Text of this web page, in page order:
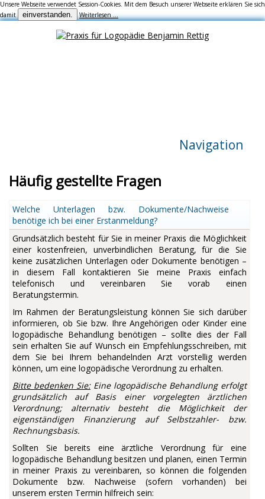
Unsere Webseite verwendet Session-Cookies. Mit dem Besuch unserer Webseite erklären Sie sich
damit
einverstanden. Weiterlesen …
Navigation
Häufig gestellte Fragen
Welche Unterlagen bzw. Dokumente/Nachweise
benötige ich bei einer Erstanmeldung?
Grundsätzlich besteht für Sie in meiner Praxis die Möglichkeit
einer kostenfreien, unverbindlichen Beratung, für die Sie
keine zusätzlichen Unterlagen oder Dokumente benötigen –
in diesem Fall kontaktieren Sie meine Praxis einfach
telefonisch und vereinbaren Sie vorab einen
Beratungstermin.
Im Rahmen der Beratungsleistung können Sie sich darüber
informieren, ob Sie bzw. Ihre Angehörigen oder Kinder eine
logopädische Behandlung benötigen – sollte dies der Fall
sein erhalten Sie auf Wunsch ein Empfehlungsschreiben, mit
dem Sie bei Ihrem behandelnden Arzt vorstellig werden
können, um eine logopädische Verordnung zu erhalten.
Bitte bedenken Sie:Eine logopädische Behandlung erfolgt
grundsätzlich auf Basis einer vorgelegten ärztlichen
Verordnung; alternativ besteht die Möglichkeit der
eigenständigen Finanzierung auf Selbstzahler- bzw.
Rechnungsbasis.
Sollten Sie bereits eine ärztliche Verordnung für eine
logopädische Behandlung besitzen und planen, einen Termin
in meiner Praxis zu vereinbaren, so können die folgenden
Dokumente bzw. Nachweise (sofern vorhanden) bei
unserem ersten Termin hilfreich sein: